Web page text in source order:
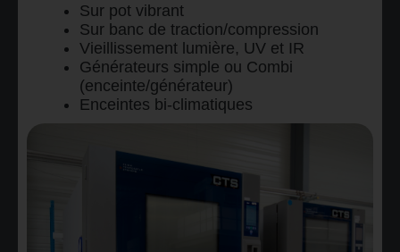
Sur pot vibrant
Sur banc de traction/compression
Vieillissement lumière, UV et IR
Générateurs simple ou Combi
(enceinte/générateur)
Enceintes bi-climatiques